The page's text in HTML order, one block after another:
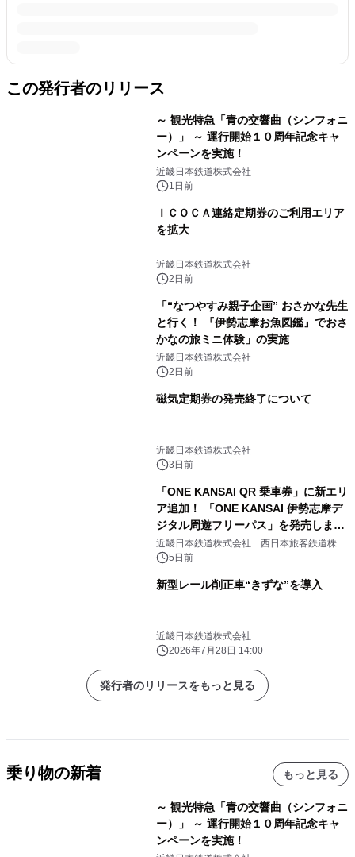
この発行者のリリース
～ 観光特急「青の交響曲（シンフォニ
ー）」 ～ 運行開始１０周年記念キャ
ンペーンを実施！
近畿日本鉄道株式会社
1日前
ＩＣＯＣＡ連絡定期券のご利用エリア
を拡大
近畿日本鉄道株式会社
2日前
「“なつやすみ親子企画” おさかな先生
と行く！ 『伊勢志摩お魚図鑑』でおさ
かなの旅ミニ体験」の実施
近畿日本鉄道株式会社
2日前
磁気定期券の発売終了について
近畿日本鉄道株式会社
3日前
「ONE KANSAI QR 乗車券」に新エリ
ア追加！ 「ONE KANSAI 伊勢志摩デ
ジタル周遊フリーパス」を発売しま
す！
近畿日本鉄道株式会社 西日本旅客鉄道株式
会社 三重交通株式会社
5日前
新型レール削正車“きずな”を導入
近畿日本鉄道株式会社
2026年7月28日 14:00
発行者のリリースをもっと見る
乗り物の新着 もっと見る
～ 観光特急「青の交響曲（シンフォニ
ー）」 ～ 運行開始１０周年記念キャ
ンペーンを実施！